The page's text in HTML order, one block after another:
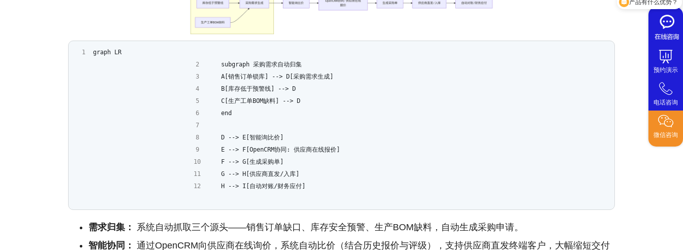
预约演示
电话咨询
微信咨询
graph LR
    subgraph 采购需求自动归集
    A[销售订单锁库] --> D[采购需求生成]
    B[库存低于预警线] --> D
    C[生产工单BOM缺料] --> D
    end
    D --> E[智能询比价]
    E --> F[OpenCRM协同: 供应商在线报价]
    F --> G[生成采购单]
    G --> H[供应商直发/入库]
    H --> I[自动对账/财务应付]
需求归集：
系统自动抓取三个源头——销售订单缺口、库存安全预警、生产BOM缺料，自动生成采购申请。
智能协同： 通过OpenCRM向供应商在线询价，系统自动比价（结合历史报价与评级），支持供应商直发终端客户，大幅缩短交付
费用贵吗？